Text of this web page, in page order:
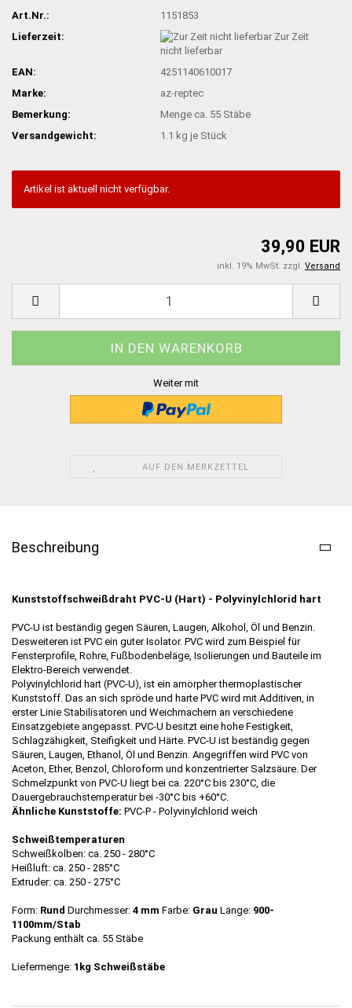
Art.Nr.:
1151853
Lieferzeit:
Zur Zeit
nicht lieferbar
EAN:
4251140610017
Marke:
az-reptec
Bemerkung:
Menge ca. 55 Stäbe
Versandgewicht:
1.1 kg je Stück
Artikel ist aktuell nicht verfügbar.
39,90 EUR
inkl. 19% MwSt. zzgl. Versand
Weiter mit
AUF DEN MERKZETTEL
Beschreibung
Kunststoffschweißdraht PVC-U (Hart) - Polyvinylchlorid hart
PVC-U ist beständig gegen Säuren, Laugen, Alkohol, Öl und Benzin.
Desweiteren ist PVC ein guter Isolator. PVC wird zum Beispiel für
Fensterprofile, Rohre, Fußbodenbeläge, Isolierungen und Bauteile im
Elektro-Bereich verwendet.
Polyvinylchlorid hart (PVC-U), ist ein amorpher thermoplastischer
Kunststoff. Das an sich spröde und harte PVC wird mit Additiven, in
erster Linie Stabilisatoren und Weichmachern an verschiedene
Einsatzgebiete angepasst. PVC-U besitzt eine hohe Festigkeit,
Schlagzähigkeit, Steifigkeit und Härte. PVC-U ist beständig gegen
Säuren, Laugen, Ethanol, Öl und Benzin. Angegriffen wird PVC von
Aceton, Ether, Benzol, Chloroform und konzentrierter Salzsäure. Der
Schmelzpunkt von PVC-U liegt bei ca. 220°C bis 230°C, die
Dauergebrauchstemperatur bei -30°C bis +60°C.
Ähnliche Kunststoffe: PVC-P - Polyvinylchlorid weich
Schweißtemperaturen
Schweißkolben: ca. 250 - 280°C
Heißluft: ca. 250 - 285°C
Extruder: ca. 250 - 275°C
Form: Rund Durchmesser: 4 mm Farbe: Grau Länge: 900-
1100mm/Stab
Packung enthält ca. 55 Stäbe
Liefermenge: 1kg Schweißstäbe